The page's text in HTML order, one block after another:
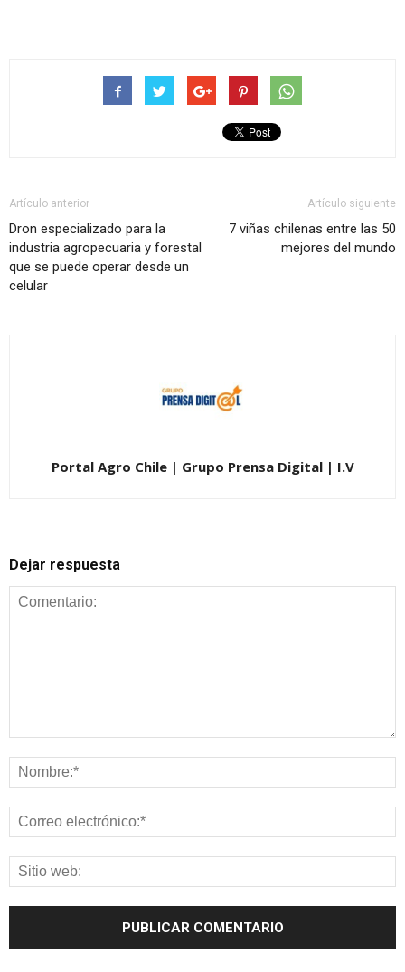
Artículo anterior
Dron especializado para la
industria agropecuaria y forestal
que se puede operar desde un
celular
Artículo siguiente
7 viñas chilenas entre las 50
mejores del mundo
Portal Agro Chile | Grupo Prensa Digital | I.V
Dejar respuesta